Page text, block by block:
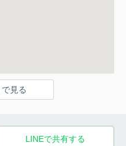
見る
LINEで共有する